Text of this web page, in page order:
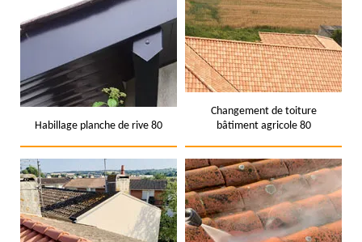
Habillage planche de rive 80
Changement de toiture
bâtiment agricole 80